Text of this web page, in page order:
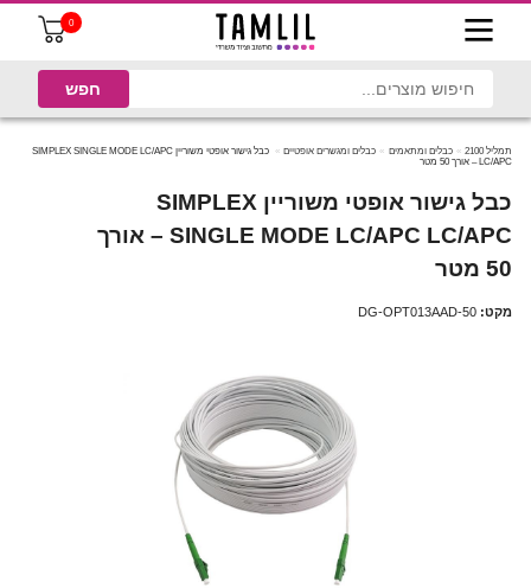
0
תמליל 2100 כבלים ומתאמים כבלים ומגשרים אופטיים
כבל גישור אופטי משוריין SIMPLEX SINGLE MODE LC/APC
LC/APC – אורך 50 מטר
כבל גישור אופטי משוריין SIMPLEX
SINGLE MODE LC/APC LC/APC – אורך
50 מטר
מקט: DG-OPT013AAD-50